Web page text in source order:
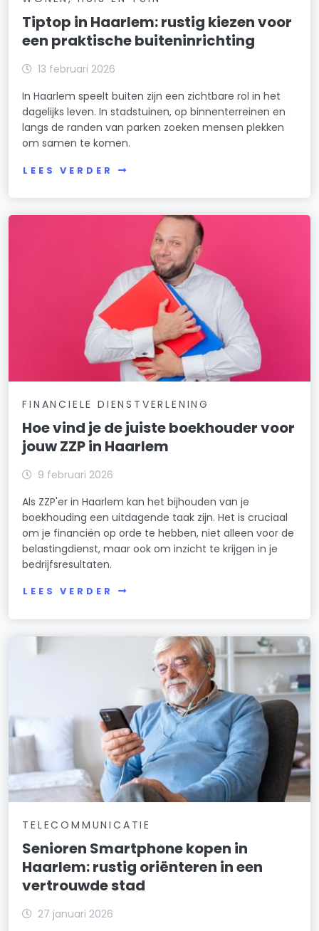
Tiptop in Haarlem: rustig kiezen voor
een praktische buiteninrichting
13 februari 2026
In Haarlem speelt buiten zijn een zichtbare rol in het
dagelijks leven. In stadstuinen, op binnenterreinen en
langs de randen van parken zoeken mensen plekken
om samen te komen.
LEES VERDER
FINANCIELE DIENSTVERLENING
Hoe vind je de juiste boekhouder voor
jouw ZZP in Haarlem
9 februari 2026
Als ZZP'er in Haarlem kan het bijhouden van je
boekhouding een uitdagende taak zijn. Het is cruciaal
om je financiën op orde te hebben, niet alleen voor de
belastingdienst, maar ook om inzicht te krijgen in je
bedrijfsresultaten.
LEES VERDER
TELECOMMUNICATIE
Senioren Smartphone kopen in
Haarlem: rustig oriënteren in een
vertrouwde stad
27 januari 2026